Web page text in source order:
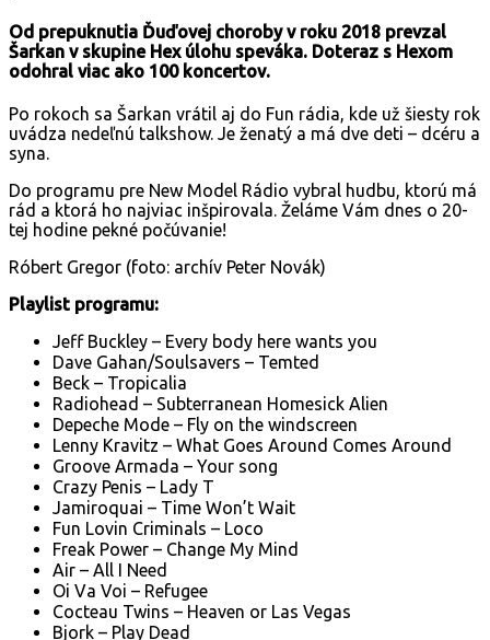
Od prepuknutia Ďuďovej choroby v roku 2018 prevzal
Šarkan v skupine Hex úlohu speváka. Doteraz s Hexom
odohral viac ako 100 koncertov.
Po rokoch sa Šarkan vrátil aj do Fun rádia, kde už šiesty rok
uvádza nedeľnú talkshow. Je ženatý a má dve deti – dcéru a
syna.
Do programu pre New Model Rádio vybral hudbu, ktorú má
rád a ktorá ho najviac inšpirovala. Želáme Vám dnes o 20-
tej hodine pekné počúvanie!
Róbert Gregor (foto: archív Peter Novák)
Playlist programu:
Jeff Buckley – Every body here wants you
Dave Gahan/Soulsavers – Temted
Beck – Tropicalia
Radiohead – Subterranean Homesick Alien
Depeche Mode – Fly on the windscreen
Lenny Kravitz – What Goes Around Comes Around
Groove Armada – Your song
Crazy Penis – Lady T
Jamiroquai – Time Won’t Wait
Fun Lovin Criminals – Loco
Freak Power – Change My Mind
Air – All I Need
Oi Va Voi – Refugee
Cocteau Twins – Heaven or Las Vegas
Bjork – Play Dead